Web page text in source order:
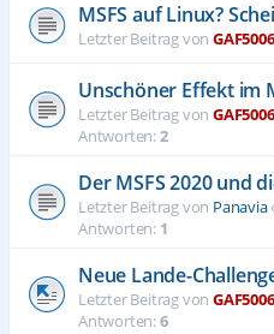
MSFS auf Linux?
Letzter Beitrag von GAF5006
Unschöner Effekt im
Letzter Beitrag von GAF5006
Antworten:2
Der MSFS 2020 und
Letzter Beitrag von Panavia
Antworten: 1
Neue Lande-
Letzter Beitrag von GAF5006
Antworten:6